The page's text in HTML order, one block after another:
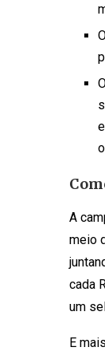
A
meio
cada
um
E